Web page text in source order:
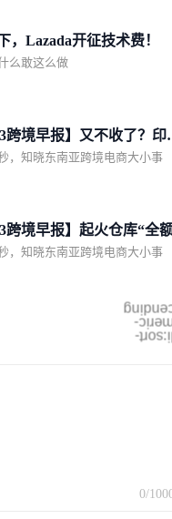
，Lazada开征技术费！
么敢这么做
跨境早报】又不收了？印
商代扣税；泰国电商规模
，知晓东南亚跨境电商大小事
跨境早报】起火仓库“全
业硬气回应；马尼拉拦截
，知晓东南亚跨境电商大小事
0/